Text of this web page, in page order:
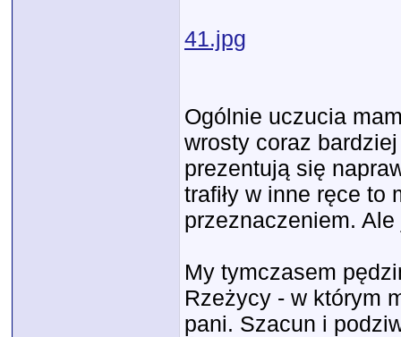
41.jpg
Ogólnie uczucia
wrosty coraz
prezentują się
trafiły w inne ręce to
przeznaczeniem.
My tymczasem
Rzeżycy - w którym
pani. Szacun i